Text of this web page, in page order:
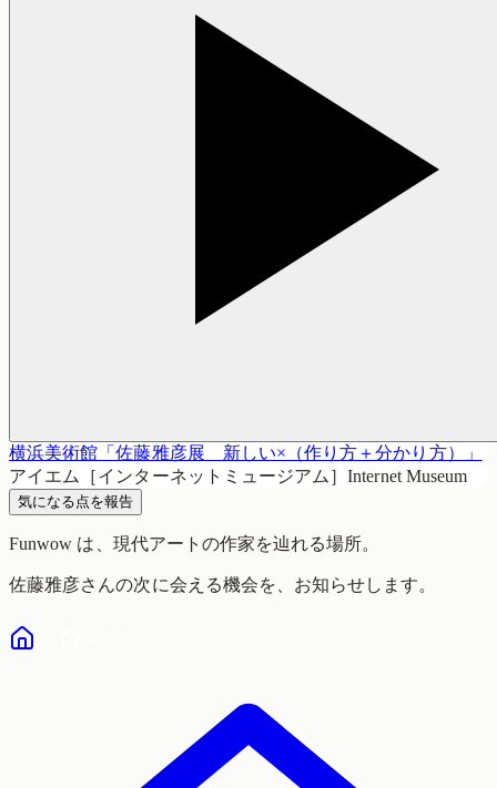
横浜美術館「佐藤雅彦展 新しい×（作り方＋分かり方）」
アイエム［インターネットミュージアム］Internet Museum
気になる点を報告
Funwow は、現代アートの作家を辿れる場所。
佐藤雅彦さんの次に会える機会を、お知らせします。